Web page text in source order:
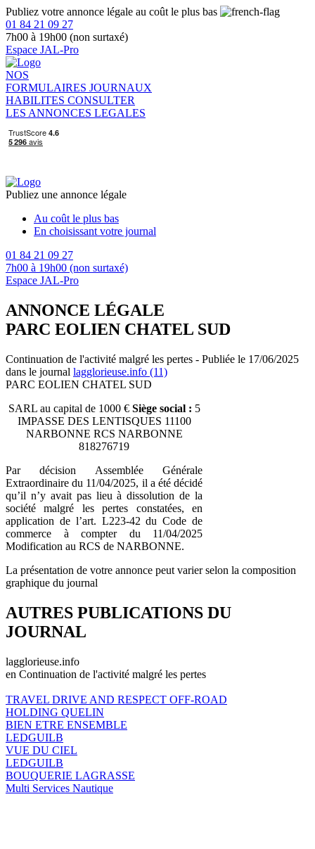
Publiez votre annonce légale au coût le plus bas
01 84 21 09 27
7h00 à 19h00 (non surtaxé)
Espace JAL-Pro
NOS
FORMULAIRES JOURNAUX
HABILITES CONSULTER
LES ANNONCES LEGALES
Publiez une annonce légale
Au coût le plus bas
En choisissant votre journal
01 84 21 09 27
7h00 à 19h00 (non surtaxé)
Espace JAL-Pro
ANNONCE LÉGALE
PARC EOLIEN CHATEL SUD
Continuation de l'activité malgré les pertes - Publiée le 17/06/2025
dans le journal lagglorieuse.info (11)
PARC EOLIEN CHATEL SUD
SARL au capital de 1000 € Siège social : 5
IMPASSE DES LENTISQUES 11100
NARBONNE RCS NARBONNE
818276719
Par décision Assemblée Générale
Extraordinaire du 11/04/2025, il a été décidé
qu’il n’y avait pas lieu à dissolution de la
société malgré les pertes constatées, en
application de l’art. L223-42 du Code de
commerce à compter du 11/04/2025
Modification au RCS de NARBONNE.
La présentation de votre annonce peut varier selon la composition
graphique du journal
AUTRES PUBLICATIONS DU
JOURNAL
lagglorieuse.info
en Continuation de l'activité malgré les pertes
TRAVEL DRIVE AND RESPECT OFF-ROAD
HOLDING QUELIN
BIEN ETRE ENSEMBLE
LEDGUILB
VUE DU CIEL
LEDGUILB
BOUQUERIE LAGRASSE
Multi Services Nautique